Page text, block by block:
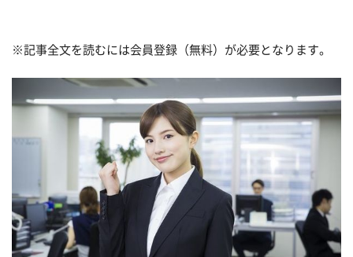
※記事全文を読むには会員登録（無料）が必要となります。